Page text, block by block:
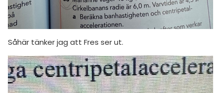
Såhär tänker jag att Fres ser ut.